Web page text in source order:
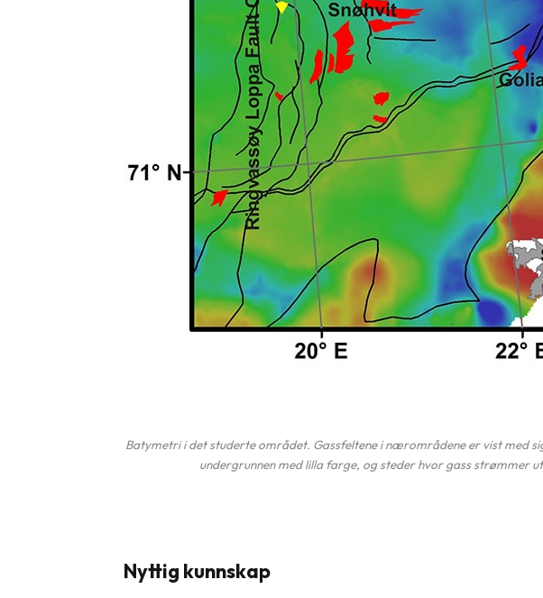
Batymetri i det studerte området. Gassfeltene i nærområdene er vist med
undergrunnen med lilla farge, og steder hvor gass strømmer
Nyttig kunnskap